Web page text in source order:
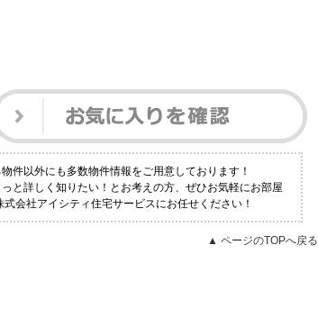
件以外にも多数物件情報をご用意しております！
と詳しく知りたい！とお考えの方、ぜひお気軽にお部屋
会社アイシティ住宅サービスにお任せください！
▲ ページのTOPへ戻る